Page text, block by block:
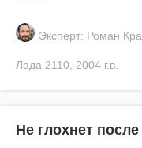
Эксперт: Роман
Лада 2110 2004 г.в.
Не глохнет